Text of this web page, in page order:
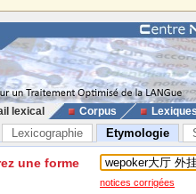
lexical Corpus
Lexicographie Etymologie
une forme
notices corrigées